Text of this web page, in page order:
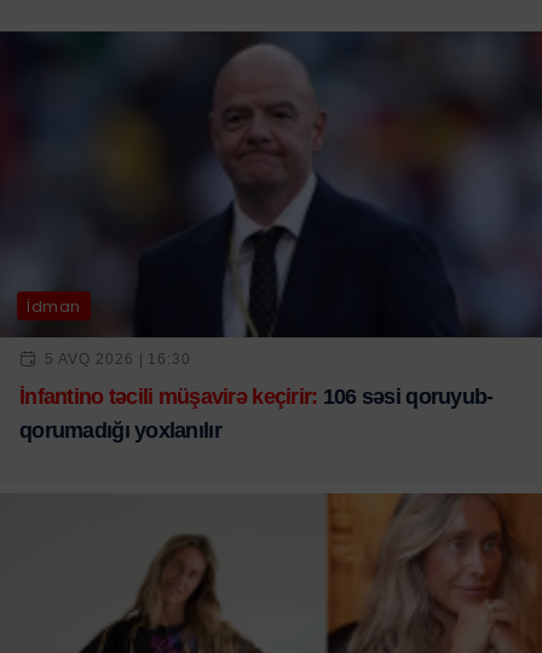
İdman
5 AVQ 2026 | 16:30
İnfantino təcili müşavirə keçirir: 106 səsi qoruyub-
qorumadığı yoxlanılır